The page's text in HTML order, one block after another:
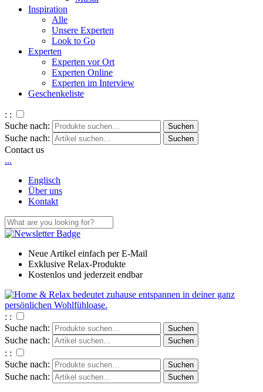
Inspiration
Alle
Unsere Experten
Look to Go
Experten
Experten vor Ort
Experten Online
Experten im Interview
Geschenkeliste
: :
Suche nach:
Suche nach:
Contact us
...
Englisch
Über uns
Kontakt
Neue Artikel einfach per E-Mail
Exklusive Relax-Produkte
Kostenlos und jederzeit endbar
: :
Suche nach:
Suche nach:
: :
Suche nach:
Suche nach: